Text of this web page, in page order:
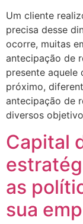
Um cliente
precisa desse
ocorre, muitas
antecipação de
presente aquele
próximo,
antecipação de
diversos
Capital
as
sua